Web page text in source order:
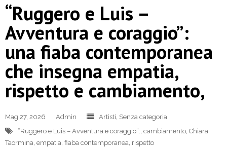
“Ruggero e Luis –
Avventura e coraggio”:
una fiaba contemporanea
che insegna empatia,
rispetto e cambiamento,
Mag 27, 2026 Admin Artisti, Senza categoria
“Ruggero e Luis – Avventura e coraggio”:, cambiamento, Chiara
Taormina, empatia, fiaba contemporanea, rispetto